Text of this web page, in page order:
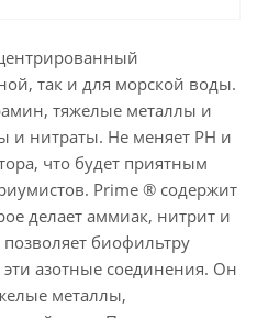
так и для морской воды.
тяжелые металлы и
и нитраты. Не меняет РН и
что будет приятным
Prime ® содержит
делает аммиак, нитрит и
биофильтру
азотные соединения. Он
металлы,